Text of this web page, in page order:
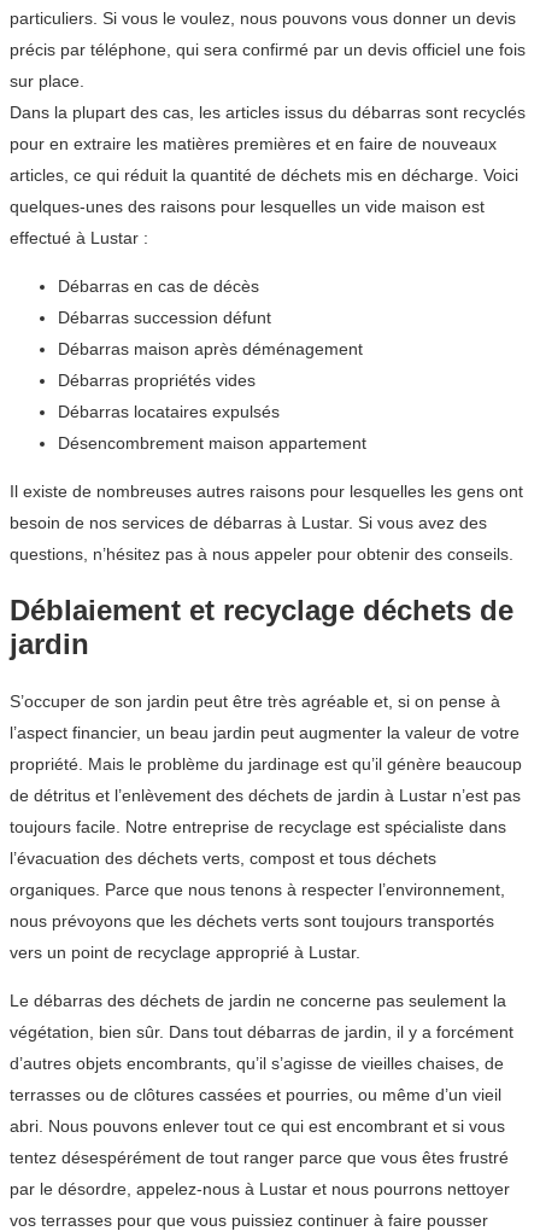
particuliers. Si vous le voulez, nous pouvons vous donner un devis
précis par téléphone, qui sera confirmé par un devis officiel une fois
sur place.
Dans la plupart des cas, les articles issus du débarras sont recyclés
pour en extraire les matières premières et en faire de nouveaux
articles, ce qui réduit la quantité de déchets mis en décharge. Voici
quelques-unes des raisons pour lesquelles un vide maison est
effectué à Lustar :
Débarras en cas de décès
Débarras succession défunt
Débarras maison après déménagement
Débarras propriétés vides
Débarras locataires expulsés
Désencombrement maison appartement
Il existe de nombreuses autres raisons pour lesquelles les gens ont
besoin de nos services de débarras à Lustar. Si vous avez des
questions, n’hésitez pas à nous appeler pour obtenir des conseils.
Déblaiement et recyclage déchets de
jardin
S’occuper de son jardin peut être très agréable et, si on pense à
l’aspect financier, un beau jardin peut augmenter la valeur de votre
propriété. Mais le problème du jardinage est qu’il génère beaucoup
de détritus et l’enlèvement des déchets de jardin à Lustar n’est pas
toujours facile. Notre entreprise de recyclage est spécialiste dans
l’évacuation des déchets verts, compost et tous déchets
organiques. Parce que nous tenons à respecter l’environnement,
nous prévoyons que les déchets verts sont toujours transportés
vers un point de recyclage approprié à Lustar.
Le débarras des déchets de jardin ne concerne pas seulement la
végétation, bien sûr. Dans tout débarras de jardin, il y a forcément
d’autres objets encombrants, qu’il s’agisse de vieilles chaises, de
terrasses ou de clôtures cassées et pourries, ou même d’un vieil
abri. Nous pouvons enlever tout ce qui est encombrant et si vous
tentez désespérément de tout ranger parce que vous êtes frustré
par le désordre, appelez-nous à Lustar et nous pourrons nettoyer
vos terrasses pour que vous puissiez continuer à faire pousser